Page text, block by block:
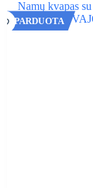
IŠPARDUOTA